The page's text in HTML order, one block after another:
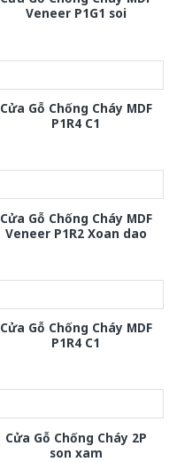
Veneer P1G1 soi
Cửa Gỗ Chống Cháy MDF
P1R4 C1
Cửa Gỗ Chống Cháy MDF
Veneer P1R2 Xoan dao
Cửa Gỗ Chống Cháy MDF
P1R4 C1
Cửa Gỗ Chống Cháy 2P
son xam